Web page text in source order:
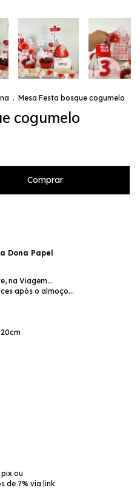
. Mesa Festa bosque cogumelo
cogumelo
Dona Papel
na Viagem...
após o almoço...
pix ou
de 7% via link